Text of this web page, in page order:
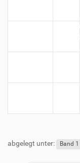
abgelegt unter: Band 1